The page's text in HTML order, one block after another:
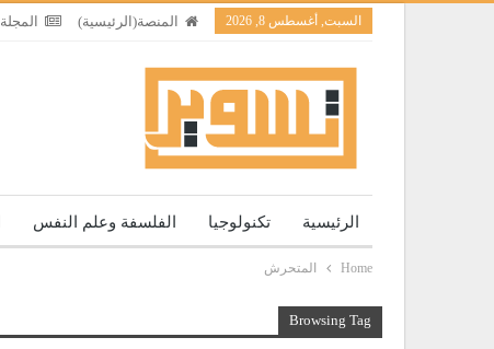
السبت, أغسطس 8, 2026 المنصة(الرئيسية) المجلة
الرئيسية تكنولوجيا الفلسفة وعلم النفس
Home المتحرش
Browsing Tag